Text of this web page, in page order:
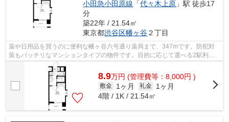
小田急小田原線 「代々木上原 」駅 徒歩17
分
築22年 / 21.54㎡
東京都渋谷区幡ヶ谷２丁目
薬や日用品を買うのに便利な幡ヶ谷六号通り薬局まで、347mです。防犯対
策もバッチリなマンションタイプの物件です。目的に応じて選べる2駅利用
可能な物件です。こちらはエレベーター付...
8.9万円 (管理費等：8,000円 )
敷金 1ヶ月 礼金
1ヶ月
4階 / 1K / 21.54㎡